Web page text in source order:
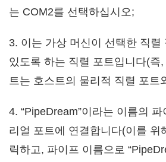
는 COM2를 선택하십시오;
3. 이는 가상 머신이 선택한 직렬
있도록 하는 직렬 포트입니다(즉
트는 호스트의 물리적 직렬 포트
4. “PipeDream”이라는 이름의 파
리얼 포트에 연결합니다(이를 위
릭하고, 파이프 이름으로